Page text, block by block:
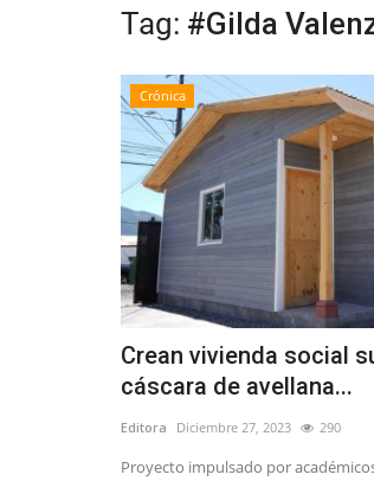
Tag: #Gilda
Crónica
Crean vivienda social
cáscara de avellana...
Editora Diciembre 27, 2023 290
Proyecto impulsado por